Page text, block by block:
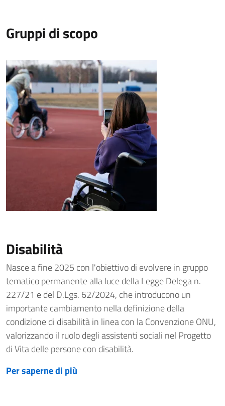
Gruppi di scopo
Disabilità
Nasce a fine 2025 con l'obiettivo di evolvere in gruppo
tematico permanente alla luce della Legge Delega n.
227/21 e del D.Lgs. 62/2024, che introducono un
importante cambiamento nella definizione della
condizione di disabilità in linea con la Convenzione ONU,
valorizzando il ruolo degli assistenti sociali nel Progetto
di Vita delle persone con disabilità.
Per saperne di più